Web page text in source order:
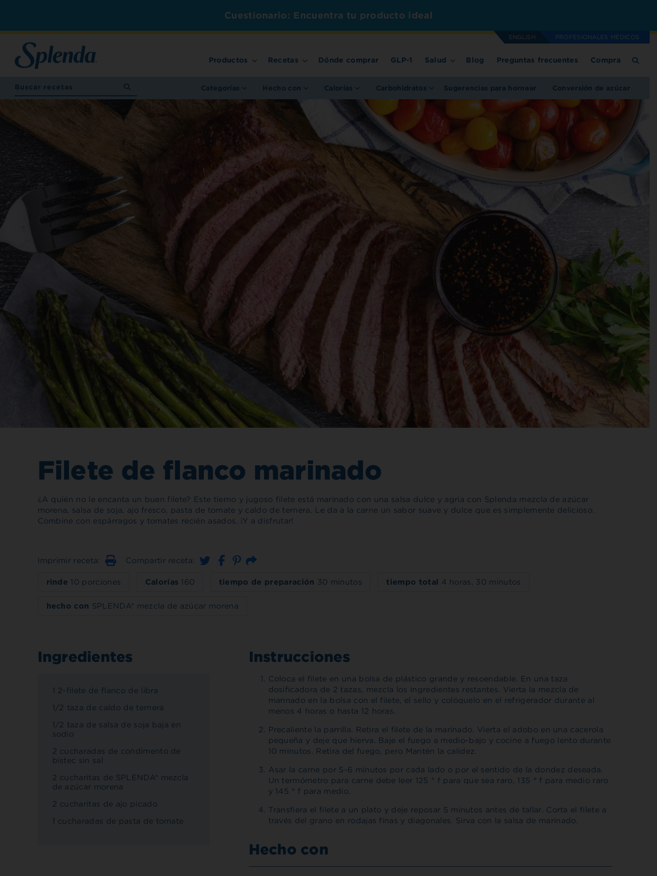
Cuestionario: Encuentra tu producto ideal
ENGLISH PROFESIONALES MÉDICOS
Productos Recetas Dónde comprar GLP-1 Salud Blog Preguntas frecuentes Compra
Categorías Hecho con Calorías Carbohidratos Sugerencias para hornear Conversión de azúcar
Filete de flanco marinado
¿A quién no le encanta un buen filete? Este tierno y jugoso filete está marinado con una salsa dulce y agria con Splenda mezcla de azúcar
morena, salsa de soja, ajo fresco, pasta de tomate y caldo de ternera. Le da a la carne un sabor suave y dulce que es simplemente delicioso.
Combine con espárragos y tomates recién asados. ¡Y a disfrutar!
Imprimir receta: Imprimir
Compartir receta: Correo electrónico
rinde 10 porciones Calorías 160 tiempo de preparación 30 minutos tiempo total 4 horas, 30 minutos
hecho con SPLENDA® mezcla de azúcar morena
Ingredientes
1 2-filete de flanco de libra
1/2 taza de caldo de ternera
1/2 taza de salsa de soja baja en
sodio
2 cucharadas de condimento de
bistec sin sal
2 cucharitas de SPLENDA® mezcla
de azúcar morena
2 cucharitas de ajo picado
1 cucharadas de pasta de tomate
Instrucciones
Coloca el filete en una bolsa de plástico grande y resoendable. En una taza
dosificadora de 2 tazas, mezcla los ingredientes restantes. Vierta la mezcla de
marinado en la bolsa con el filete, el sello y colóquelo en el refrigerador durante al
menos 4 horas o hasta 12 horas.
Precaliente la parrilla. Retira el filete de la marinado. Vierta el adobo en una cacerola
pequeña y deje que hierva. Baje el fuego a medio-bajo y cocine a fuego lento durante
10 minutos. Retira del fuego, pero Mantén la calidez.
Asar la carne por 5-6 minutos por cada lado o por el sentido de la dondez deseada.
Un termómetro para carne debe leer 125 ° f para que sea raro, 135 ° f para medio raro
y 145 ° f para medio.
Transfiera el filete a un plato y deje reposar 5 minutos antes de tallar. Corta el filete a
través del grano en rodajas finas y diagonales. Sirva con la salsa de marinado.
Hecho con